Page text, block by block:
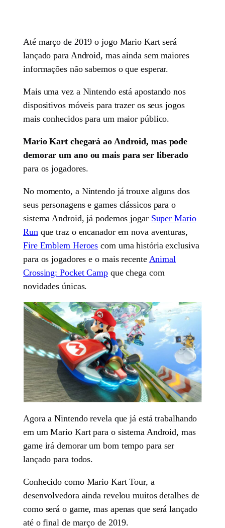
Até março de 2019 o jogo Mario Kart será
lançado para Android, mas ainda sem maiores
informações não sabemos o que esperar.
Mais uma vez a Nintendo está apostando nos
dispositivos móveis para trazer os seus jogos
mais conhecidos para um maior público.
Mario Kart chegará ao Android, mas pode
demorar um ano ou mais para ser liberado
para os jogadores.
No momento, a Nintendo já trouxe alguns dos
seus personagens e games clássicos para o
sistema Android, já podemos jogar Super Mario
Run que traz o encanador em nova aventuras,
Fire Emblem Heroes com uma história exclusiva
para os jogadores e o mais recente Animal
Crossing: Pocket Campque chega com
novidades únicas.
Agora a Nintendo revela que já está trabalhando
em um Mario Kart para o sistema Android, mas
game irá demorar um bom tempo para ser
lançado para todos.
Conhecido como Mario Kart Tour, a
desenvolvedora ainda revelou muitos detalhes de
como será o game, mas apenas que será lançado
até o final de março de 2019.